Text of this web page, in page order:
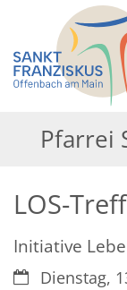
Zum Inhalt
Pfarrei
LOS-
Initiative
Datum:Dienstag,